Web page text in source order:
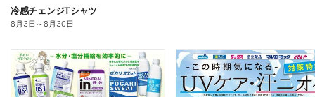
冷感チェンジTシャツ
8月3日 ～8月30日